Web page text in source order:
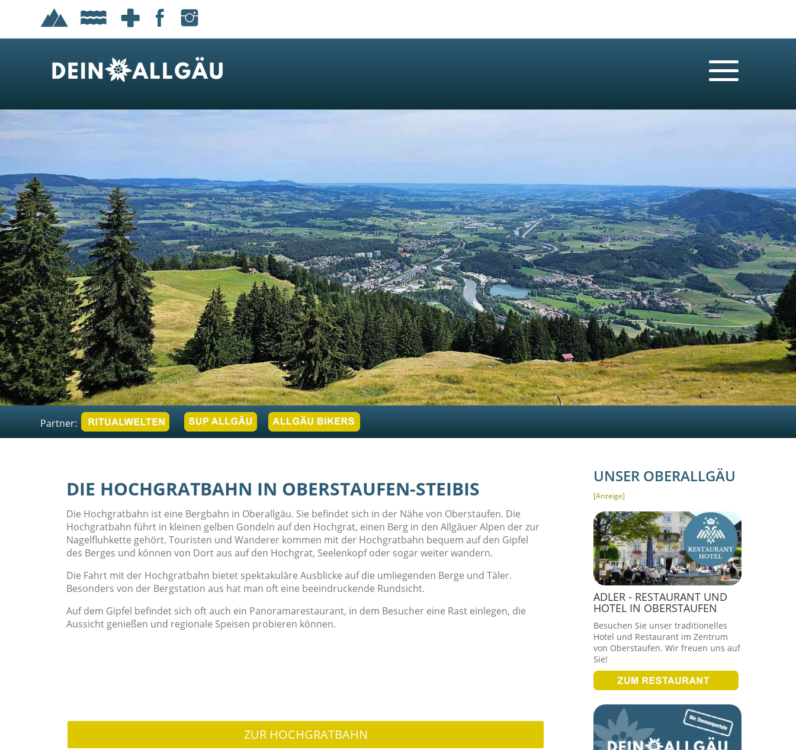
Partner:
DIE HOCHGRATBAHN IN OBERSTAUFEN-STEIBIS
Die Hochgratbahn ist eine Bergbahn in Oberallgäu. Sie befindet sich in der Nähe von Oberstaufen. Die
Hochgratbahn führt in kleinen gelben Gondeln auf den Hochgrat, einen Berg in den Allgäuer Alpen der zur
Nagelfluhkette gehört. Touristen und Wanderer kommen mit der Hochgratbahn bequem auf den Gipfel
des Berges und können von Dort aus auf den Hochgrat, Seelenkopf oder sogar weiter wandern.
Die Fahrt mit der Hochgratbahn bietet spektakuläre Ausblicke auf die umliegenden Berge und Täler.
Besonders von der Bergstation aus hat man oft eine beeindruckende Rundsicht.
Auf dem Gipfel befindet sich oft auch ein Panoramarestaurant, in dem Besucher eine Rast einlegen, die
Aussicht genießen und regionale Speisen probieren können.
ZUR HOCHGRATBAHN
UNSER OBERALLGÄU
[Anzeige]
ADLER - RESTAURANT UND
HOTEL IN OBERSTAUFEN
Besuchen Sie unser traditionelles
Hotel und Restaurant im Zentrum
von Oberstaufen. Wir freuen uns auf
Sie!